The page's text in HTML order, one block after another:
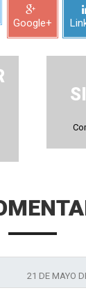
Google+
21 DE MAYO